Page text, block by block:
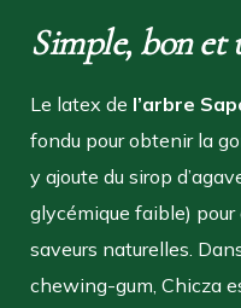
Simple, bon et
Le latex de l’arbre
fondu pour obtenir la
y ajoute du sirop
glycémique faible) pour
saveurs naturelles.
chewing-gum, Chicza